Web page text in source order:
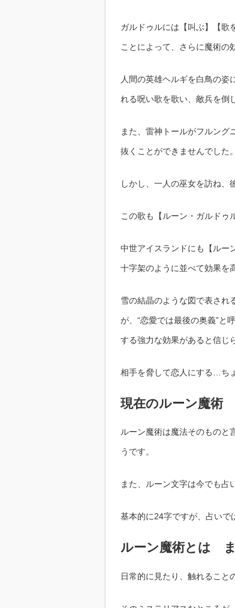
ガルドゥルには【叫ぶ】【歌
ことによって、さらに魔術の
人間の英雄ヘルギを白鳥の姿
れる呪い歌を歌い、敵兵を倒
また、雷神トールがフルング
抜くことができませんでした。
しかし、一人の巫女を訪ね、
この歌も【ルーン・ガルドゥ
中世アイスランドにも【ルー
十字架のように並べて効果を
雪の結晶のような図で表され
が、“恋愛では最後の奥義”と
する強力な効果があると信じ
相手を脅して恋人にする…ち
現在のルーン魔術
ルーン魔術は魔法そのものと
うです。
また、ルーン文字は今でも占
基本的に24字ですが、占いで
ルーン魔術とは
日常的に見たり、触れること